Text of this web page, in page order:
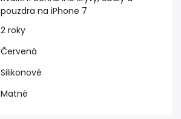
pouzdra na iPhone 7
2 roky
Červená
Silikonové
Matné